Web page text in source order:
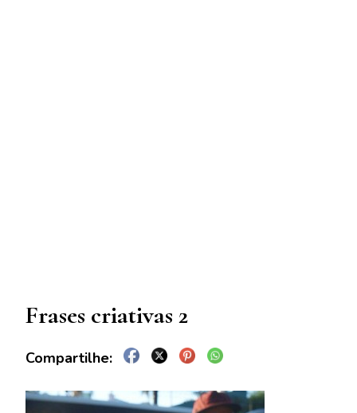
Frases criativas 2